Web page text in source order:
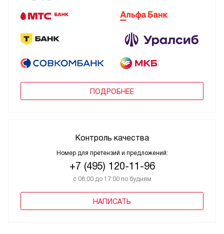
ПОДРОБНЕЕ
Контроль качества
Номер для претензий и предложений:
+7 (495) 120-11-96
с 08:00 до 17:00 по будням
НАПИСАТЬ